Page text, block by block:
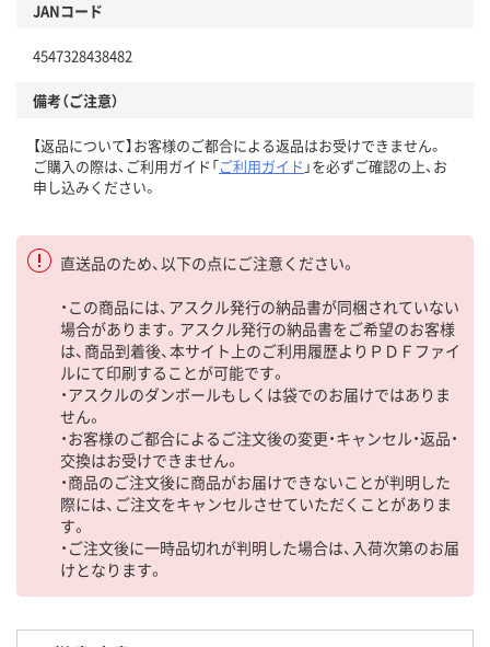
JANコード
4547328438482
備考（ご注意）
【返品について】お客様のご都合による返品はお受けできません。
ご購入の際は、ご利用ガイド「ご利用ガイド 」を必ずご確認の上、お
申し込みください。
直送品のため、以下の点にご注意ください。
・この商品には、アスクル発行の納品書が同梱されていない
場合があります。アスクル発行の納品書をご希望のお客様
は、商品到着後、本サイト上のご利用履歴よりＰＤＦファイ
ルにて印刷することが可能です。
・アスクルのダンボールもしくは袋でのお届けではありま
せん。
・お客様のご都合によるご注文後の変更・キャンセル・返品・
交換はお受けできません。
・商品のご注文後に商品がお届けできないことが判明した
際には、ご注文をキャンセルさせていただくことがありま
す。
・ご注文後に一時品切れが判明した場合は、入荷次第のお届
けとなります。